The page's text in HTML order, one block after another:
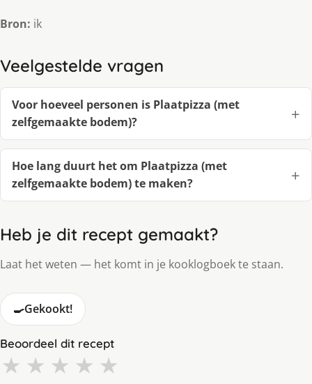
Bron: ik
Veelgestelde vragen
Voor hoeveel personen is Plaatpizza (met
zelfgemaakte bodem)?
Hoe lang duurt het om Plaatpizza (met
zelfgemaakte bodem) te maken?
Heb je dit recept gemaakt?
Laat het weten — het komt in je kooklogboek te staan.
🍳Gekookt!
Beoordeel dit recept
★ ★ ★ ★ ★